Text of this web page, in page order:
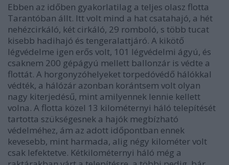
Ebben az időben gyakorlatilag a teljes olasz flotta
Tarantóban állt. Itt volt mind a hat csatahajó, a hét
nehézcirkáló, két cirkáló, 29 romboló, s több tucat
kisebb hadihajó és tengeralattjáró. A kikötő
légvédelme igen erős volt, 101 légvédelmi ágyú, és
csaknem 200 gépágyú mellett ballonzár is védte a
flottát. A horgonyzóhelyeket torpedóvédő hálókkal
védték, a hálózár azonban korántsem volt olyan
nagy kiterjedésű, mint amilyennek lennie kellett
volna. A flotta közel 13 kilométernyi háló telepítését
tartotta szükségesnek a hajók megbízható
védelméhez, ám az adott időpontban ennek
kevesebb, mint harmada, alig négy kilométer volt
csak lefektetve. Kétkilométernyi háló még a